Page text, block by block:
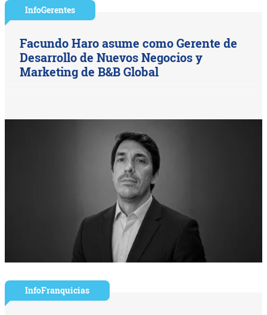
InfoGerentes
Facundo Haro asume como Gerente de
Desarrollo de Nuevos Negocios y
Marketing de B&B Global
InfoFranquicias